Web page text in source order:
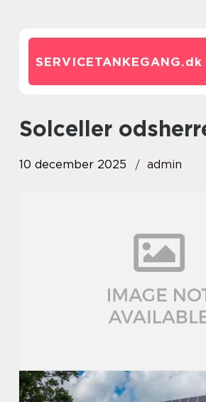
SERVICETANKEGANG.dk
solceller
10 december 2025 admin